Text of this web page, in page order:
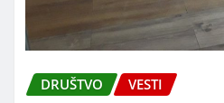
DRUŠTVO VESTI